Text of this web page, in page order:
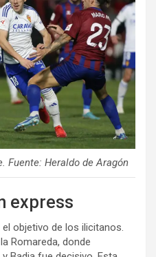
Fuente: Heraldo de Aragón
express
objetivo de los ilicitanos.
Romareda, donde